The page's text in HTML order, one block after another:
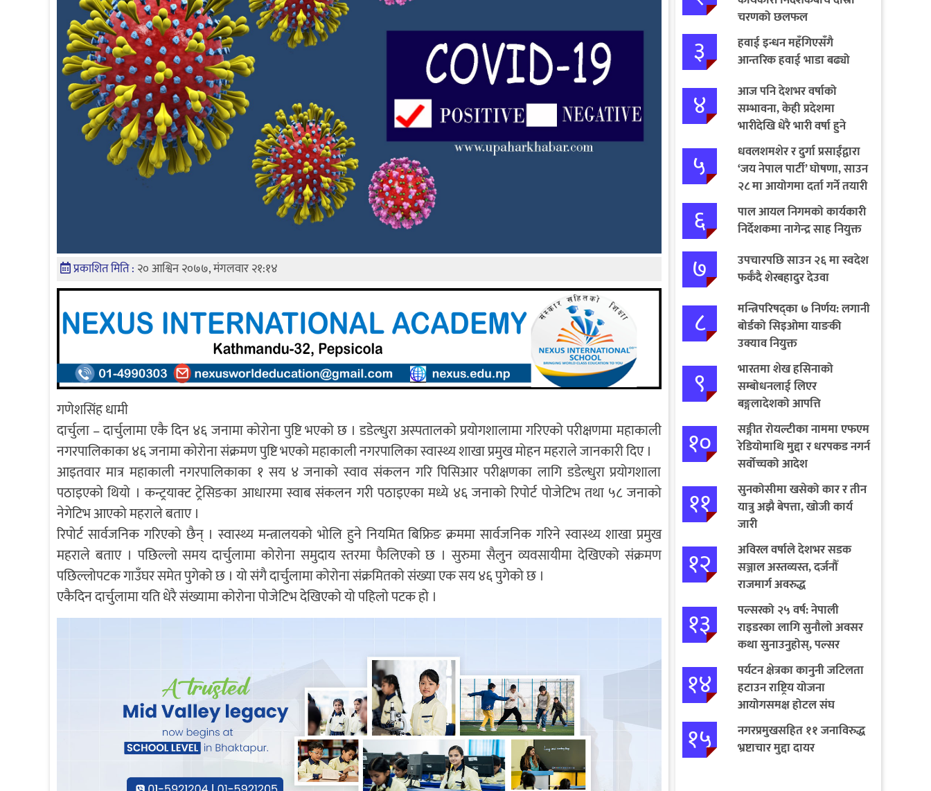
प्रकाशित मिति : २० आश्विन २०७७, मंगलवार २१:१४
गणेशसिंह धामी
दार्चुला – दार्चुलामा एकै दिन ४६ जनामा कोरोना पुष्टि भएको छ । डडेल्धुरा अस्पतालको प्रयोगशालामा गरिएको परीक्षणमा महाकाली
नगरपालिकाका ४६ जनामा कोरोना संक्रमण पुष्टि भएको महाकाली नगरपालिका स्वास्थ्य शाखा प्रमुख मोहन महराले जानकारी दिए ।
आइतवार मात्र महाकाली नगरपालिकाका १ सय ४ जनाको स्वाव संकलन गरि पिसिआर परीक्षणका लागि डडेल्धुरा प्रयोगशाला
पठाइएको थियो । कन्ट्रयाक्ट ट्रेसिङका आधारमा स्वाब संकलन गरी पठाइएका मध्ये ४६ जनाको रिपोर्ट पोजेटिभ तथा ५८ जनाको
नेगेटिभ आएको महराले बताए ।
रिपोर्ट सार्वजनिक गरिएको छैन् । स्वास्थ्य मन्त्रालयको भोलि हुने नियमित बिफ्रिङ क्रममा सार्वजनिक गरिने स्वास्थ्य शाखा प्रमुख
महराले बताए । पछिल्लो समय दार्चुलामा कोरोना समुदाय स्तरमा फैलिएको छ । सुरुमा सैलुन व्यवसायीमा देखिएको संक्रमण
पछिल्लोपटक गाउँघर समेत पुगेको छ । यो संगै दार्चुलामा कोरोना संक्रमितको संख्या एक सय ४६ पुगेको छ ।
एकैदिन दार्चुलामा यति धेरै संख्यामा कोरोना पोजेटिभ देखिएको यो पहिलो पटक हो ।
चरणको छलफल
३
हवाई इन्धन महँगिएसँगै
आन्तरिक हवाई भाडा बढ्यो
४
आज पनि देशभर वर्षाको
सम्भावना, केही प्रदेशमा
भारीदेखि धेरै भारी वर्षा हुने
चेतावनी
५
धवलशमशेर र दुर्गा प्रसाईंद्वारा
‘जय नेपाल पार्टी’ घोषणा, साउन
२८ मा आयोगमा दर्ता गर्ने तयारी
६
पाल आयल निगमको कार्यकारी
निर्देशकमा नागेन्द्र साह नियुक्त
७
उपचारपछि साउन २६ मा स्वदेश
फर्कँदै शेरबहादुर देउवा
८
मन्त्रिपरिषद्का ७ निर्णय: लगानी
बोर्डको सिइओमा याङकी
उक्याव नियुक्त
९
भारतमा शेख हसिनाको
सम्बोधनलाई लिएर
बङ्गलादेशको आपत्ति
१०
सङ्गीत रोयल्टीका नाममा एफएम
रेडियोमाथि मुद्दा र धरपकड नगर्न
सर्वोच्चको आदेश
११
सुनकोसीमा खसेको कार र तीन
यात्रु अझै बेपत्ता, खोजी कार्य
जारी
१२
अविरल वर्षाले देशभर सडक
सञ्जाल अस्तव्यस्त, दर्जनौँ
राजमार्ग अवरुद्ध
१३
पल्सरको २५ वर्ष: नेपाली
राइडरका लागि सुनौलो अवसर
कथा सुनाउनुहोस्, पल्सर
जित्नुहोस्
१४
पर्यटन क्षेत्रका कानुनी जटिलता
हटाउन राष्ट्रिय योजना
आयोगसमक्ष होटल संघ
बागमतीका पाँचबुँदे माग
१५
नगरप्रमुखसहित ११ जनाविरुद्ध
भ्रष्टाचार मुद्दा दायर